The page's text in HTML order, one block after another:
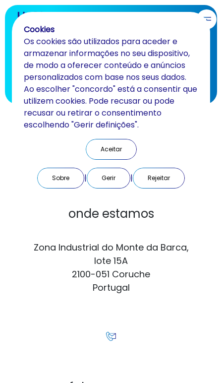
Contactos
Descubra como chegar até nós!
VOLTAR
onde estamos
Zona Industrial do Monte da Barca,
lote 15A
2100-051 Coruche
Portugal
Cookies
Os cookies são utilizados para aceder e
armazenar informações no seu dispositivo,
de modo a oferecer conteúdo e anúncios
personalizados com base nos seus dados.
Ao escolher "concordo" está a consentir que
utilizem cookies. Pode recusar ou pode
recusar ou retirar o consentimento
escolhendo "Gerir definições".
Aceitar
Sobre | Gerir | Rejeitar